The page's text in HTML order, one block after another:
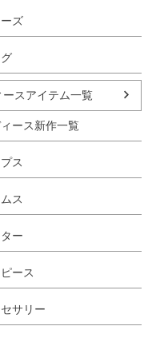
ズ
ースアイテム一覧
ース新作一覧
ス
ス
ー
ース
サリー